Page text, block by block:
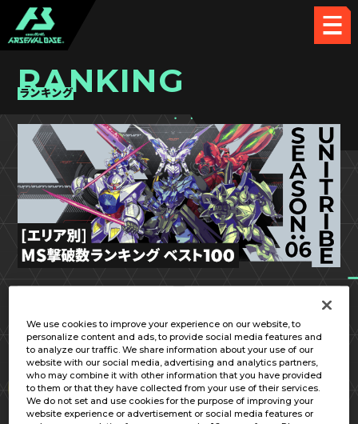
RANKING
ランキング
1
東京都
ｓｎａｃｋ
We use cookies to improve your experience on our website, to
personalize content and ads, to provide social media features and
to analyze our traffic. We share information about your use of our
website with our social media, advertising and analytics partners,
who may combine it with other information that you have provided
to them or that they have collected from your use of their services.
We do not set and use cookies for the purpose of improving your
website experience or advertisement or social media features or